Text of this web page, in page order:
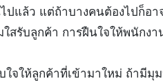
แล้ว แต่ถ้าบางคนต้องไปก็อา
สรับลูกค้า การฝืนใจให้พนักง
ใจให้ลูกค้าที่เข้ามาใหม่ ถ้ามีมุ